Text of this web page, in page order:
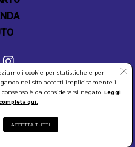
PRIVACY
i cookie per statistiche e per
nel sito accetti implicitamente il
è da considerarsi negato. Leggi
qui.
ACCETTA TUTTI